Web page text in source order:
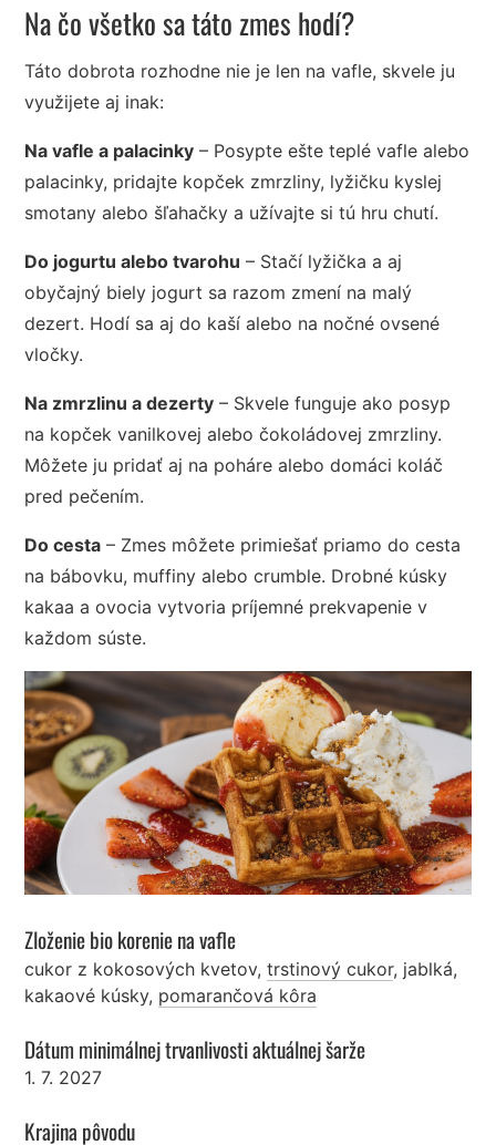
Na čo všetko sa táto zmes hodí?
Táto dobrota rozhodne nie je len na vafle, skvele ju
využijete aj inak:
Na vafle a palacinky – Posypte ešte teplé vafle alebo
palacinky, pridajte kopček zmrzliny, lyžičku kyslej
smotany alebo šľahačky a užívajte si tú hru chutí.
Do jogurtu alebo tvarohu – Stačí lyžička a aj
obyčajný biely jogurt sa razom zmení na malý
dezert. Hodí sa aj do kaší alebo na nočné ovsené
vločky.
Na zmrzlinu a dezerty – Skvele funguje ako posyp
na kopček vanilkovej alebo čokoládovej zmrzliny.
Môžete ju pridať aj na poháre alebo domáci koláč
pred pečením.
Do cesta – Zmes môžete primiešať priamo do cesta
na bábovku, muffiny alebo crumble. Drobné kúsky
kakaa a ovocia vytvoria príjemné prekvapenie v
každom súste.
Zloženie bio korenie na vafle
cukor z kokosových kvetov,trstinový cukor, jablká,
kakaové kúsky, pomarančová kôra
Dátum minimálnej trvanlivosti aktuálnej šarže
1. 7. 2027
Krajina pôvodu